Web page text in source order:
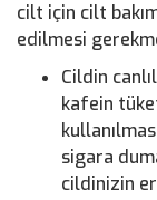
cilt için cilt
edilmesi
Cildin
kafein
sigara
cildinizin